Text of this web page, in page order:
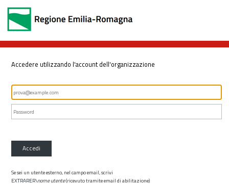
Accedere utilizzando l'account dell'organizzazione
Accedi
Se sei un utente esterno, nel campo email, scrivi
EXTRARER\nome utente(ricevuto tramite email di abilitazione)